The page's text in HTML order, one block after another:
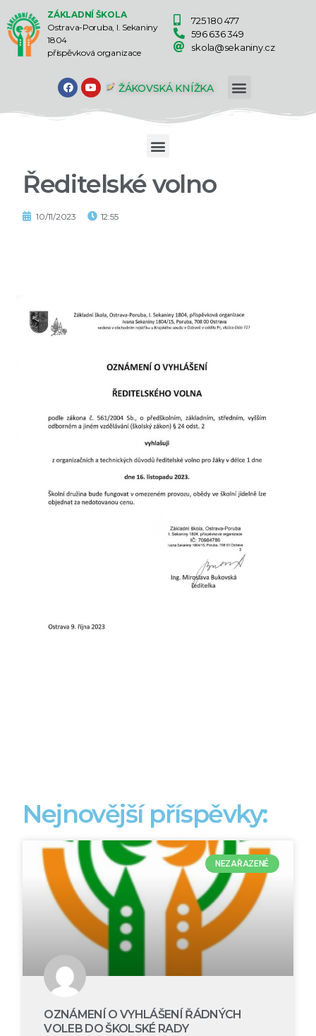
ZÁKLADNÍ ŠKOLA
Ostrava-Poruba, I. Sekaniny
1804
příspěvková organizace
725 180 477
596 636 349
skola@sekaniny.cz
ŽÁKOVSKÁ KNÍŽKA
Ředitelské volno
10/11/2023 12:55
Nejnovější příspěvky:
NEZAŘAZENÉ
OZNÁMENÍ O VYHLÁŠENÍ ŘÁDNÝCH
VOLEB DO ŠKOLSKÉ RADY